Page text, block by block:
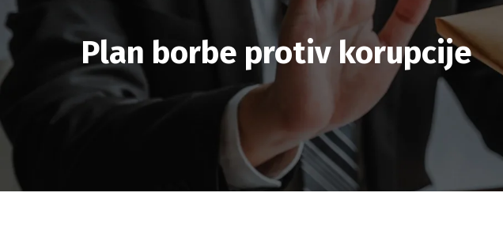
Plan borbe protiv korupcije